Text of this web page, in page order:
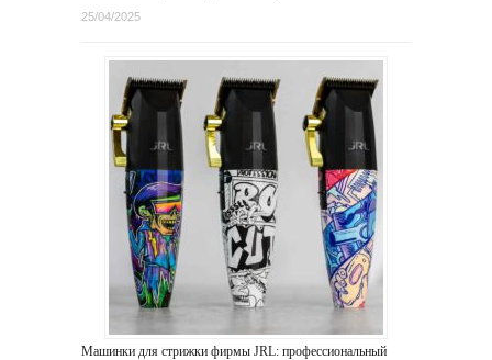
25/04/2025
Машинки для стрижки фирмы JRL: профессиональный